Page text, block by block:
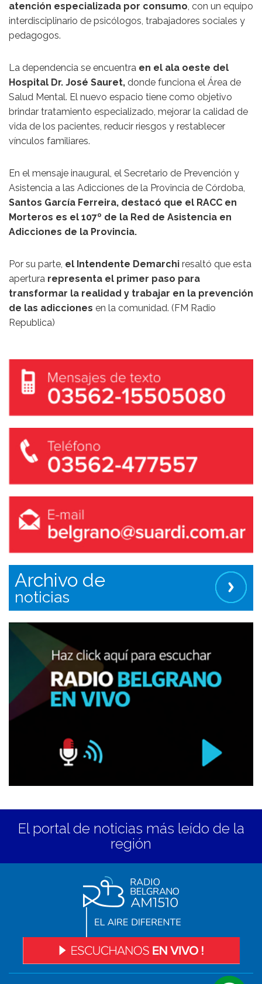
atención especializada por consumo, con un equipo
interdisciplinario de psicólogos, trabajadores sociales y
pedagogos.
La dependencia se encuentra en el ala oeste del
Hospital Dr. José Sauret, donde funciona el Área de
Salud Mental. El nuevo espacio tiene como objetivo
brindar tratamiento especializado, mejorar la calidad de
vida de los pacientes, reducir riesgos y restablecer
vínculos familiares.
En el mensaje inaugural, el Secretario de Prevención y
Asistencia a las Adicciones de la Provincia de Córdoba,
Santos García Ferreira, destacó que el RACC en
Morteros es el 107º de la Red de Asistencia en
Adicciones de la Provincia.
Por su parte, el Intendente Demarchi resaltó que esta
apertura representa el primer paso para
transformar la realidad y trabajar en la prevención
de las adicciones en la comunidad. (FM Radio
Republica)
Archivo de
noticias
El portal de noticias más leído de la
región